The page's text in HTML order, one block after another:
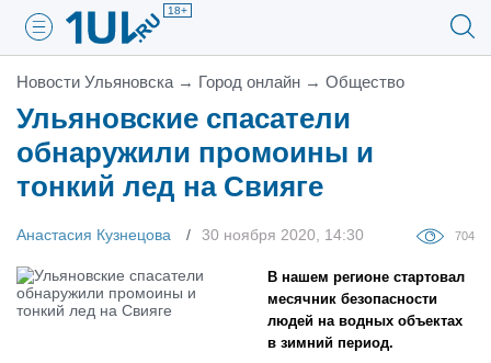
18+
Новости Ульяновска → Город онлайн → Общество
Ульяновские спасатели
обнаружили промоины и
тонкий лед на Свияге
Анастасия Кузнецова 30 ноября 2020, 14:30 704
В нашем регионе стартовал
месячник безопасности
людей на водных объектах
в зимний период.